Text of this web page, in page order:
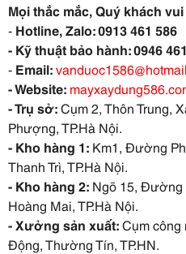
Mọi thắc mắc, Quý khách
- Hotline, Zalo: 0913 461 586
- Kỹ thuật bảo hành: 0946
- Email:
- Website:
- Trụ sở:Cụm 2, Thôn Trung,
Phượng, TP.Hà Nội.
- Kho hàng 1: Km1, Đường
Thanh Trì, TP.Hà Nội.
- Kho hàng 2: Ngõ 15, Đường
Hoàng Mai, TP.Hà Nội.
- Xưởng sản xuất:Cụm công
Động, Thường Tín, TP.HN.